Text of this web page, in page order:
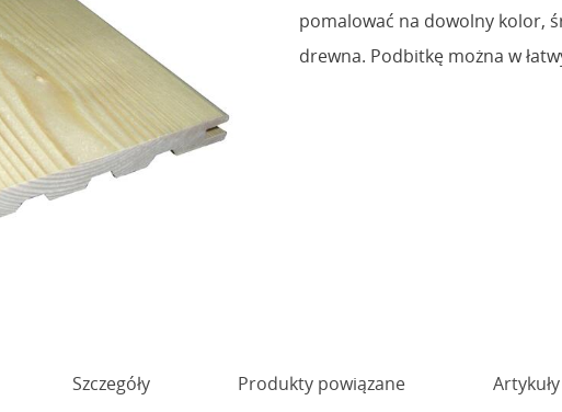
pomalować na dowolny kolor,
drewna. Podbitkę można w
Szczegóły Produkty powiązane Artykuły